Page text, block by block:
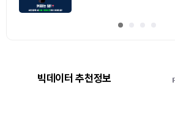
빅데이터 추천정보